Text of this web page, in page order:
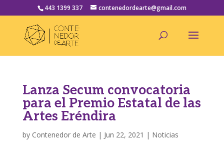
443 1399 337 contenedordearte@gmail.com
Lanza Secum convocatoria
para el Premio Estatal de las
Artes Eréndira
by Contenedor de Arte | Jun 22, 2021 | Noticias